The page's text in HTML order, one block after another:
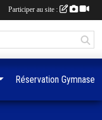
Réservation Gymnase
Participer au site :